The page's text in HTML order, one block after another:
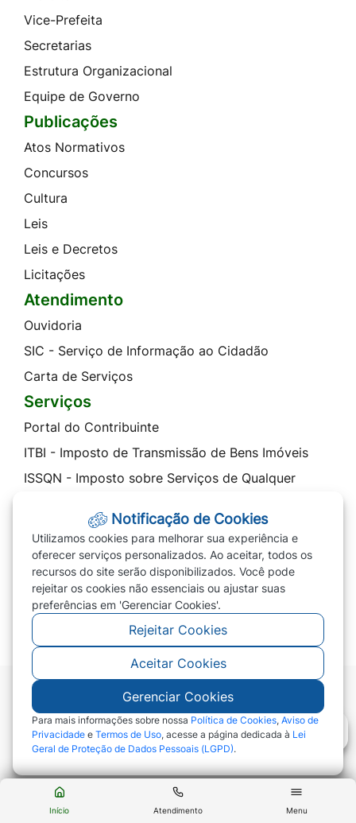
Início Atendimento Menu
Vice-Prefeita
Secretarias
Estrutura Organizacional
Equipe de Governo
Publicações
Atos Normativos
Concursos
Cultura
Leis
Leis e Decretos
Licitações
Atendimento
Ouvidoria
SIC - Serviço de Informação ao Cidadão
Carta de Serviços
Serviços
Portal do Contribuinte
ITBI - Imposto de Transmissão de Bens Imóveis
ISSQN - Imposto sobre Serviços de Qualquer
Cota Única 2026 / Parcelar IPTU 2026
Transparência
Prefeitura
PREVIVERDE
©2026 - Prefeitura de Campo Verde - MT - Todos
os direitos reservados
Notificação de Cookies
Utilizamos cookies para melhorar sua experiência e
oferecer serviços personalizados. Ao aceitar, todos os
recursos do site serão disponibilizados. Você pode
rejeitar os cookies não essenciais ou ajustar suas
preferências em 'Gerenciar Cookies'.
Rejeitar Cookies
Aceitar Cookies
Gerenciar Cookies
Para mais informações sobre nossa Política de Cookies, Aviso de
Privacidade e Termos de Uso, acesse a página dedicada à Lei
Geral de Proteção de Dados Pessoais (LGPD).